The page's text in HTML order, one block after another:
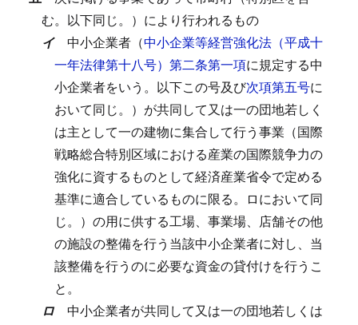
む。以下同じ。）により行われるもの
イ 中小企業者（中小企業等経営強化法（平成十
一年法律第十八号）第二条第一項に規定する中
小企業者をいう。以下この号及び次項第五号に
おいて同じ。）が共同して又は一の団地若しく
は主として一の建物に集合して行う事業（国際
戦略総合特別区域における産業の国際競争力の
強化に資するものとして経済産業省令で定める
基準に適合しているものに限る。ロにおいて同
じ。）の用に供する工場、事業場、店舗その他
の施設の整備を行う当該中小企業者に対し、当
該整備を行うのに必要な資金の貸付けを行うこ
と。
ロ 中小企業者が共同して又は一の団地若しくは